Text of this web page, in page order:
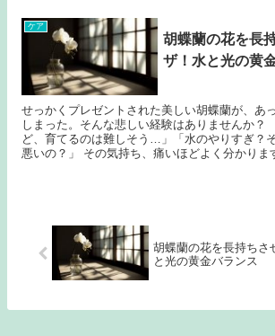
ケア
胡蝶蘭の花を長
ザ！水と光の黄
せっかくプレゼントされた美しい胡蝶蘭が、あ
しまった。そんな悲しい経験はありませんか？
ど、育てるのは難しそう…」「水のやりすぎ？
悪いの？」 その気持ち、痛いほどよく分かりま
胡蝶蘭の花を長持ちさ
と光の黄金バランス